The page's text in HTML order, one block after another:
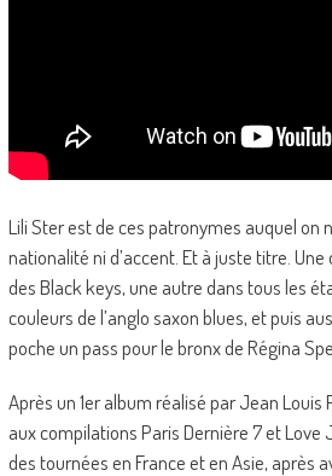
Lili Ster est de ces patronymes auquel on
nationalité ni d’accent. Et à juste titre. Une
des Black keys, une autre dans tous les
couleurs de l’anglo saxon blues, et puis
poche un pass pour le bronx de Régina
Après un 1er album réalisé par Jean
aux compilations Paris Dernière 7 et
des tournées en France et en Asie, après